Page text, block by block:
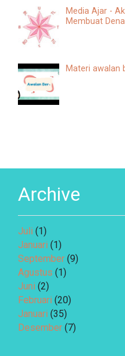
Media Ajar -
Membuat
Materi awalan
Archive
Juli (1)
Januari (1)
September (9)
Agustus (1)
Juni (2)
Februari (20)
Januari (35)
Desember (7)